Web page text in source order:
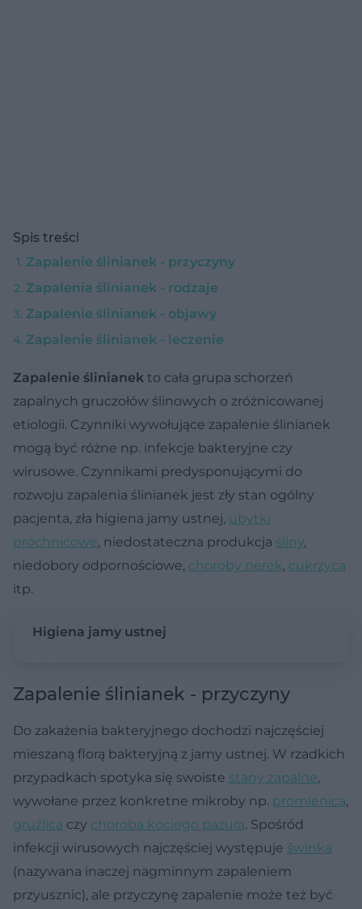
Spis treści
Zapalenie ślinianek - przyczyny
Zapalenia ślinianek - rodzaje
Zapalenie ślinianek - objawy
Zapalenie ślinianek - leczenie
Zapalenie ślinianek to cała grupa schorzeń
zapalnych gruczołów ślinowych o zróżnicowanej
etiologii. Czynniki wywołujące zapalenie ślinianek
mogą być różne np. infekcje bakteryjne czy
wirusowe. Czynnikami predysponującymi do
rozwoju zapalenia ślinianek jest zły stan ogólny
pacjenta, zła higiena jamy ustnej, ubytki
próchnicowe, niedostateczna produkcja śliny,
niedobory odpornościowe, choroby nerek, cukrzyca
itp.
Higiena jamy ustnej
Zapalenie ślinianek - przyczyny
Do zakażenia bakteryjnego dochodzi najczęściej
mieszaną florą bakteryjną z jamy ustnej. W rzadkich
przypadkach spotyka się swoiste stany zapalne,
wywołane przez konkretne mikroby np. promienica,
gruźlica czy choroba kociego pazura. Spośród
infekcji wirusowych najczęściej występuje świnka
(nazywana inaczej nagminnym zapaleniem
przyusznic), ale przyczynę zapalenie może też być